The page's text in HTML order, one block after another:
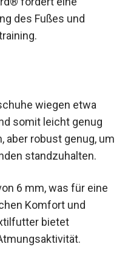
des Fußes und
somit leicht genug
aber robust genug,
6 mm, was für
Komfort
Textilfutter bietet